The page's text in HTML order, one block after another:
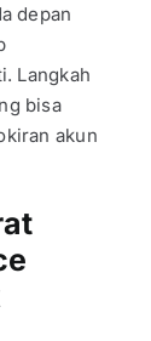
depan
Langkah
bisa
akun